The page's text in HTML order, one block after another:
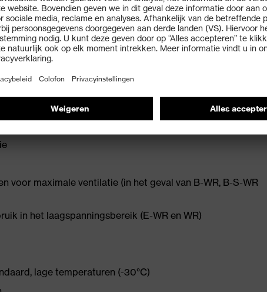
voor continue breedteregeling
een optimale pasvorm en maximaal comfort
voor maximale ventilatie (in het geval van B-WR, B-S-WR
in het laagspanningsbereik (E-WR en WR)
lage temperaturen (-30°C)